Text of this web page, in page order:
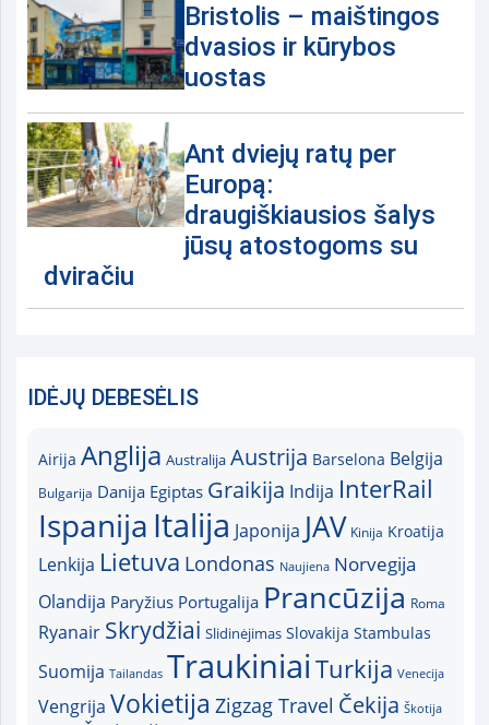
Bristolis – maištingos
dvasios ir kūrybos
uostas
Ant dviejų ratų per
Europą:
draugiškiausios šalys
jūsų atostogoms su
dviračiu
IDĖJŲ DEBESĖLIS
Airija Anglija Australija Austrija Barselona Belgija
Bulgarija Danija Egiptas Graikija Indija InterRail
Ispanija Italija Japonija JAV Kinija Kroatija
Lenkija Lietuva Londonas Naujiena Norvegija
Olandija Paryžius Portugalija Prancūzija Roma
Ryanair Skrydžiai Slidinėjimas Slovakija Stambulas
Suomija Tailandas TraukiniaiTurkija Venecija
Vengrija Vokietija Zigzag Travel Čekija Škotija